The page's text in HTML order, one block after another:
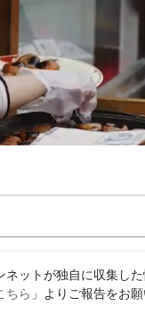
ットが独自に収集し
ちら 」よりご報告をお願